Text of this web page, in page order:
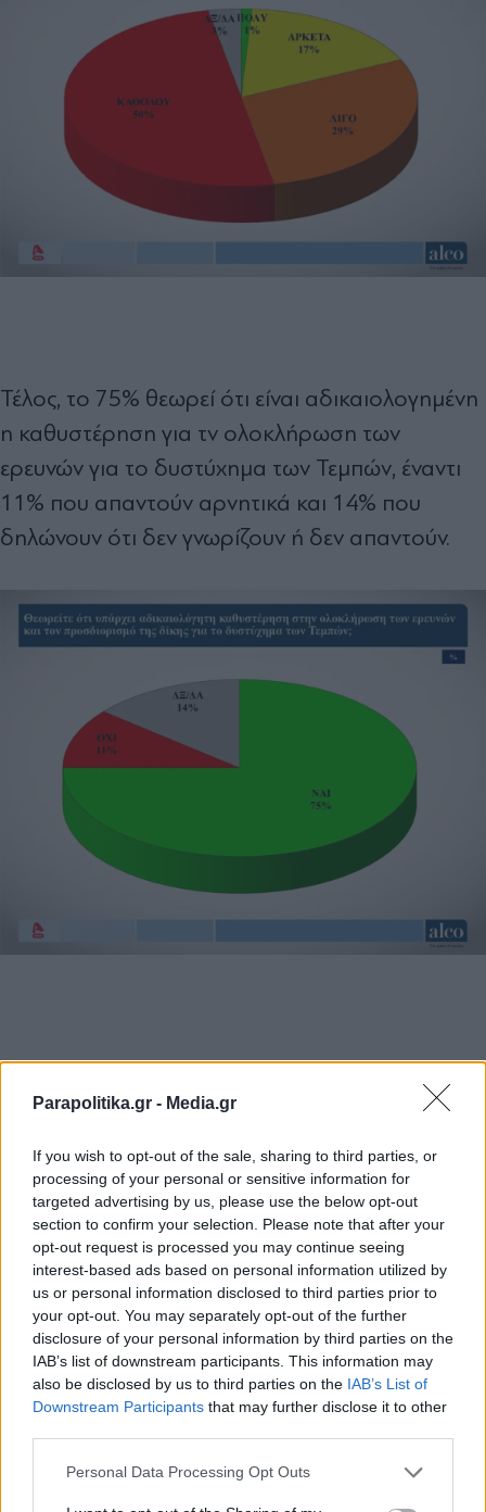
Parapolitika.gr - Media.gr
If you wish to opt-out of the sale, sharing to third parties, or
processing of your personal or sensitive information for
targeted advertising by us, please use the below opt-out
section to confirm your selection. Please note that after your
opt-out request is processed you may continue seeing
interest-based ads based on personal information utilized by
us or personal information disclosed to third parties prior to
your opt-out. You may separately opt-out of the further
disclosure of your personal information by third parties on the
IAB’s list of downstream participants. This information may
also be disclosed by us to third parties on the IAB’s List of
Downstream Participants that may further disclose it to other
Personal Data Processing Opt Outs
Τέλος, το 75% θεωρεί ότι είναι αδικαιολογημένη
η καθυστέρηση για τν ολοκλήρωση των
ερευνών για το δυστύχημα των Τεμπών, έναντι
11% που απαντούν αρνητικά και 14% που
δηλώνουν ότι δεν γνωρίζουν ή δεν απαντούν.
d52hhriiwykx)
Εγγραφή στο newsletter